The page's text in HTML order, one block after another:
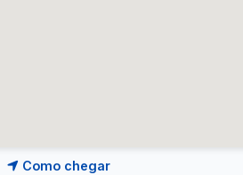
Como chegar